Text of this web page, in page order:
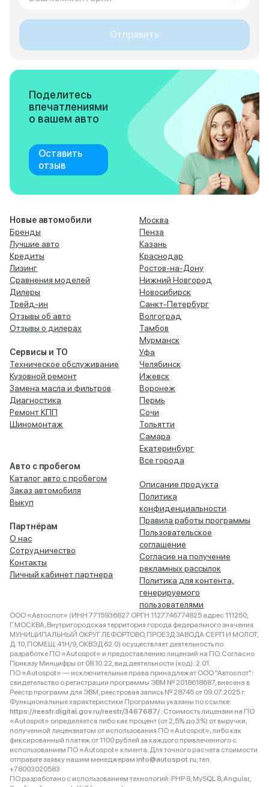
Отправить
Поделитесь
впечатлениями
о вашем авто
Оставить
отзыв
Новые автомобили
Бренды
Лучшие авто
Кредиты
Лизинг
Сравнения моделей
Дилеры
Трейд-ин
Отзывы об авто
Отзывы о дилерах
Сервисы и ТО
Техническое обслуживание
Кузовной ремонт
Замена масла и фильтров
Диагностика
Ремонт КПП
Шиномонтаж
Авто с пробегом
Каталог авто с пробегом
Заказ автомобиля
Выкуп
Партнёрам
О нас
Сотрудничество
Контакты
Личный кабинет партнера
Москва
Пенза
Казань
Краснодар
Ростов-на-Дону
Нижний Новгород
Новосибирск
Санкт-Петербург
Волгоград
Тамбов
Мурманск
Уфа
Челябинск
Ижевск
Воронеж
Пермь
Сочи
Тольятти
Самара
Екатеринбург
Все города
Описание продукта
Политика
конфиденциальности
Правила работы программы
Пользовательское
соглашение
Согласие на получение
рекламных рассылок
Политика для контента,
генерируемого
пользователями
ООО «Автоспот» (ИНН 7715936827 ОРГН 1127746774825 адрес 111250,
Г.МОСКВА, Внутригородская территория города федерального значения
МУНИЦИПАЛЬНЫЙ ОКРУГ ЛЕФОРТОВО, ПРОЕЗД ЗАВОДА СЕРП И МОЛОТ,
Д. 10, ПОМЕЩ. 41Н/9, ОКВЭД 62.0) осуществляет деятельность по
разработке ПО «Autospot» и предоставлению лицензий на ПО. Согласно
Приказу Минцифры от 08.10.22, вид деятельности (код): 2.01.
ПО «Autospot» — исключительные права принадлежат ООО "Автоспот":
свидетельство о регистрации программы ЭВМ № 2018618687, внесена в
Реестр программ для ЭВМ, реестровая запись № 28745 от 09.07.2025 г.
Функциональные характеристики Программы указаны по ссылке:
https://reestr.digital.gov.ru/reestr/3467687/ . Стоимость лицензии на ПО
«Autospot» определяется либо как процент (от 2,5% до 3%) от выручки,
полученной лицензиатом от использования ПО «Autospot», либо как
фиксированный платеж от 1100 рублей за каждого привлеченного с
использованием ПО «Autospot» клиента. Для точного расчета стоимости
отправьте заявку нашим менеджерам info@autospot.ru, тел.
+78003020583
ПО разработано с использованием технологий: PHP 8, MySQL 8, Angular,